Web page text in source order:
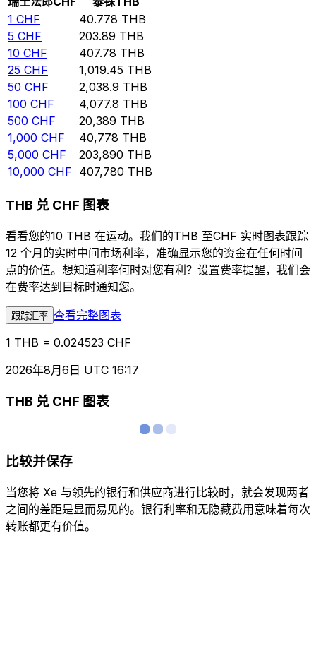
1 CHF 40.778 THB
5 CHF 203.89 THB
10 CHF 407.78 THB
25 CHF 1,019.45 THB
50 CHF 2,038.9 THB
100 CHF 4,077.8 THB
500 CHF 20,389 THB
1,000 CHF 40,778 THB
5,000 CHF 203,890 THB
10,000 CHF 407,780 THB
THB 兑 CHF 图表
看看您的10 THB 在运动。我们的THB 至CHF 实时图表跟踪
12 个月的实时中间市场利率，准确显示您的资金在任何时间
点的价值。想知道利率何时对您有利？设置费率提醒，我们会
在费率达到目标时通知您。
跟踪汇率 查看完整图表
1 THB = 0.024523 CHF
2026年8月6日 UTC 16:17
THB 兑 CHF 图表
比较并保存
当您将 Xe 与领先的银行和供应商进行比较时，就会发现两者
之间的差距是显而易见的。银行利率和无隐藏费用意味着每次
转账都更有价值。